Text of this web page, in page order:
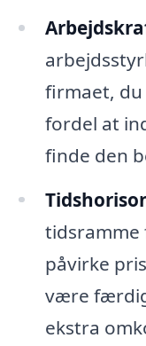
firmaet,
fordel at
finde den
tidsramme
påvirke
være
ekstra